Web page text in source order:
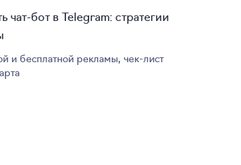
чат-бот в Telegram: стратегии
и бесплатной рекламы, чек-лист